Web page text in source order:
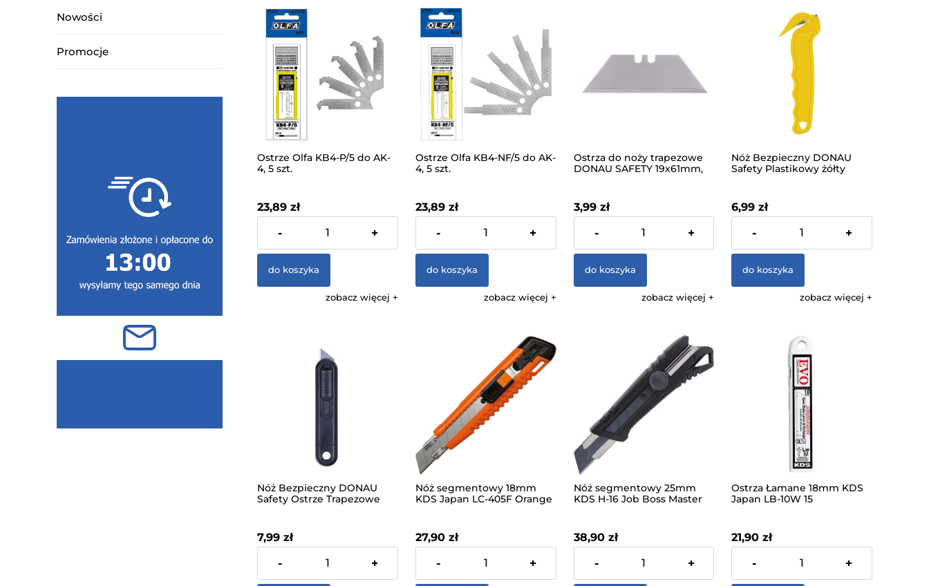
Nowości
Promocje
Ostrze Olfa KB4-P/5 do AK-
4, 5 szt.
23,89 zł
zawiera 23% VAT, bez kosztów
- +
do koszyka
zobacz więcej
Ostrze Olfa KB4-NF/5 do AK-
4, 5 szt.
23,89 zł
zawiera 23% VAT, bez kosztów
- +
do koszyka
zobacz więcej
Ostrza do noży trapezowe
DONAU SAFETY 19x61mm,
3,99 zł
zawiera 23% VAT, bez kosztów
- +
do koszyka
zobacz więcej
Nóż Bezpieczny DONAU
Safety Plastikowy żółty
6,99 zł
zawiera 23% VAT, bez kosztów
- +
do koszyka
zobacz więcej
Nóż Bezpieczny DONAU
Safety Ostrze Trapezowe
7,99 zł
zawiera 23% VAT, bez kosztów
- +
Nóż segmentowy 18mm
KDS Japan LC-405F Orange
27,90 zł
zawiera 23% VAT, bez kosztów
- +
Nóż segmentowy 25mm
KDS H-16 Job Boss Master
38,90 zł
zawiera 23% VAT, bez kosztów
- +
Ostrza Łamane 18mm KDS
Japan LB-10W 15
21,90 zł
zawiera 23% VAT, bez kosztów
- +